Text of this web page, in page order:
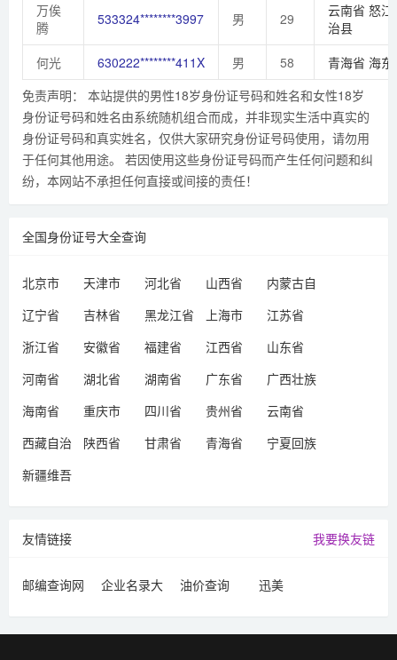
万俟
腾
533324********3997 男 29 云南省 怒江
治县
何光
630222********411X 男 58 青海省 海东
免责声明： 本站提供的男性18岁身份证号码和姓名和女性18岁
身份证号码和姓名由系统随机组合而成，并非现实生活中真实的
身份证号码和真实姓名，仅供大家研究身份证号码使用，请勿用
于任何其他用途。 若因使用这些身份证号码而产生任何问题和纠
纷，本网站不承担任何直接或间接的责任！
全国身份证号大全查询
北京市 天津市 河北省 山西省
内蒙古自
治区
辽宁省 吉林省 黑龙江省 上海市
江苏省
浙江省
安徽省 福建省 江西省
山东省
河南省
湖北省 湖南省 广东省
广西壮族
自治区
海南省 重庆市 四川省 贵州省
云南省
西藏自治
区
陕西省 甘肃省 青海省
宁夏回族
新疆维吾
友情链接 我要换友链
邮编查询网
企业名录大
油价查询 迅美